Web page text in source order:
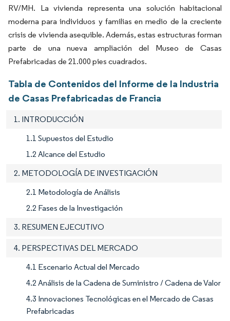
RV/MH. La vivienda representa una solución habitacional
moderna para individuos y familias en medio de la creciente
crisis de vivienda asequible. Además, estas estructuras forman
parte de una nueva ampliación del Museo de Casas
Prefabricadas de 21.000 pies cuadrados.
Tabla de Contenidos del Informe de la Industria
de Casas Prefabricadas de Francia
1. INTRODUCCIÓN
1.1 Supuestos del Estudio
1.2 Alcance del Estudio
2. METODOLOGÍA DE INVESTIGACIÓN
2.1 Metodología de Análisis
2.2 Fases de la Investigación
3. RESUMEN EJECUTIVO
4. PERSPECTIVAS DEL MERCADO
4.1 Escenario Actual del Mercado
4.2 Análisis de la Cadena de Suministro / Cadena de Valor
4.3 Innovaciones Tecnológicas en el Mercado de Casas
Prefabricadas